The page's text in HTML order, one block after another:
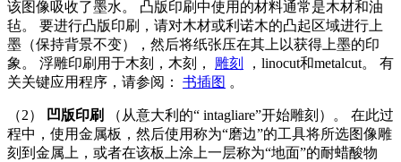
该图像吸收了墨水。 凸版印刷中使用的材料通常是木材和油
毡。 要进行凸版印刷，请对木材或利诺木的凸起区域进行上
墨（保持背景不变），然后将纸张压在其上以获得上墨的印
象。 浮雕印刷用于木刻，木刻，
雕刻
，linocut和metalcut。 有
关关键应用程序，请参阅： 书插图 。
（2） 凹版印刷
（从意大利的“ intagliare”开始雕刻）。 在此过
程中，使用金属板，然后使用称为“磨边”的工具将所选图像雕
刻到金属上，或者在该板上涂上一层称为“地面”的耐蜡酸物